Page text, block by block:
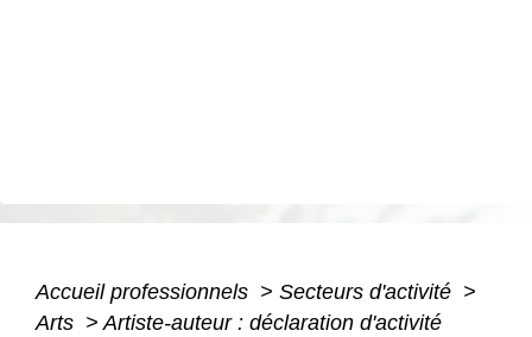
Accueil professionnels > Secteurs d'activité >
Arts > Artiste-auteur : déclaration d'activité